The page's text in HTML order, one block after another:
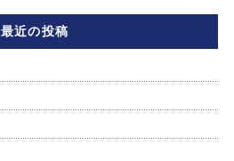
最近の投稿